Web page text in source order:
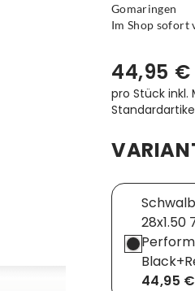
Gomaringen
Im Shop sofort
44,95 €
pro Stück inkl.
44,95 €